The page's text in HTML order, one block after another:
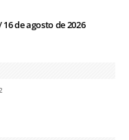
de agosto de 2026